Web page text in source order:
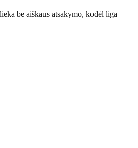
be aiškaus atsakymo, kodėl liga